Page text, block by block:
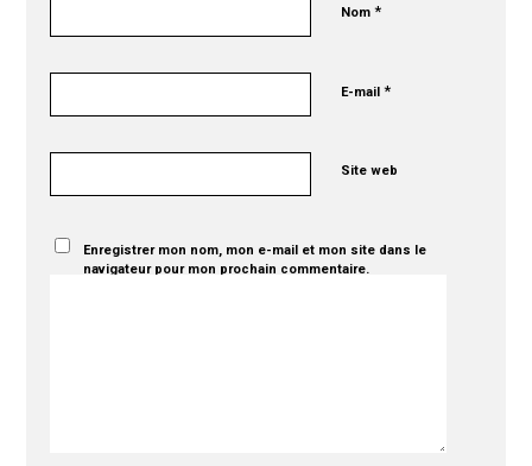
Nom*
E-mail*
Site web
Enregistrer mon nom, mon e-mail et mon site dans le
navigateur pour mon prochain commentaire.